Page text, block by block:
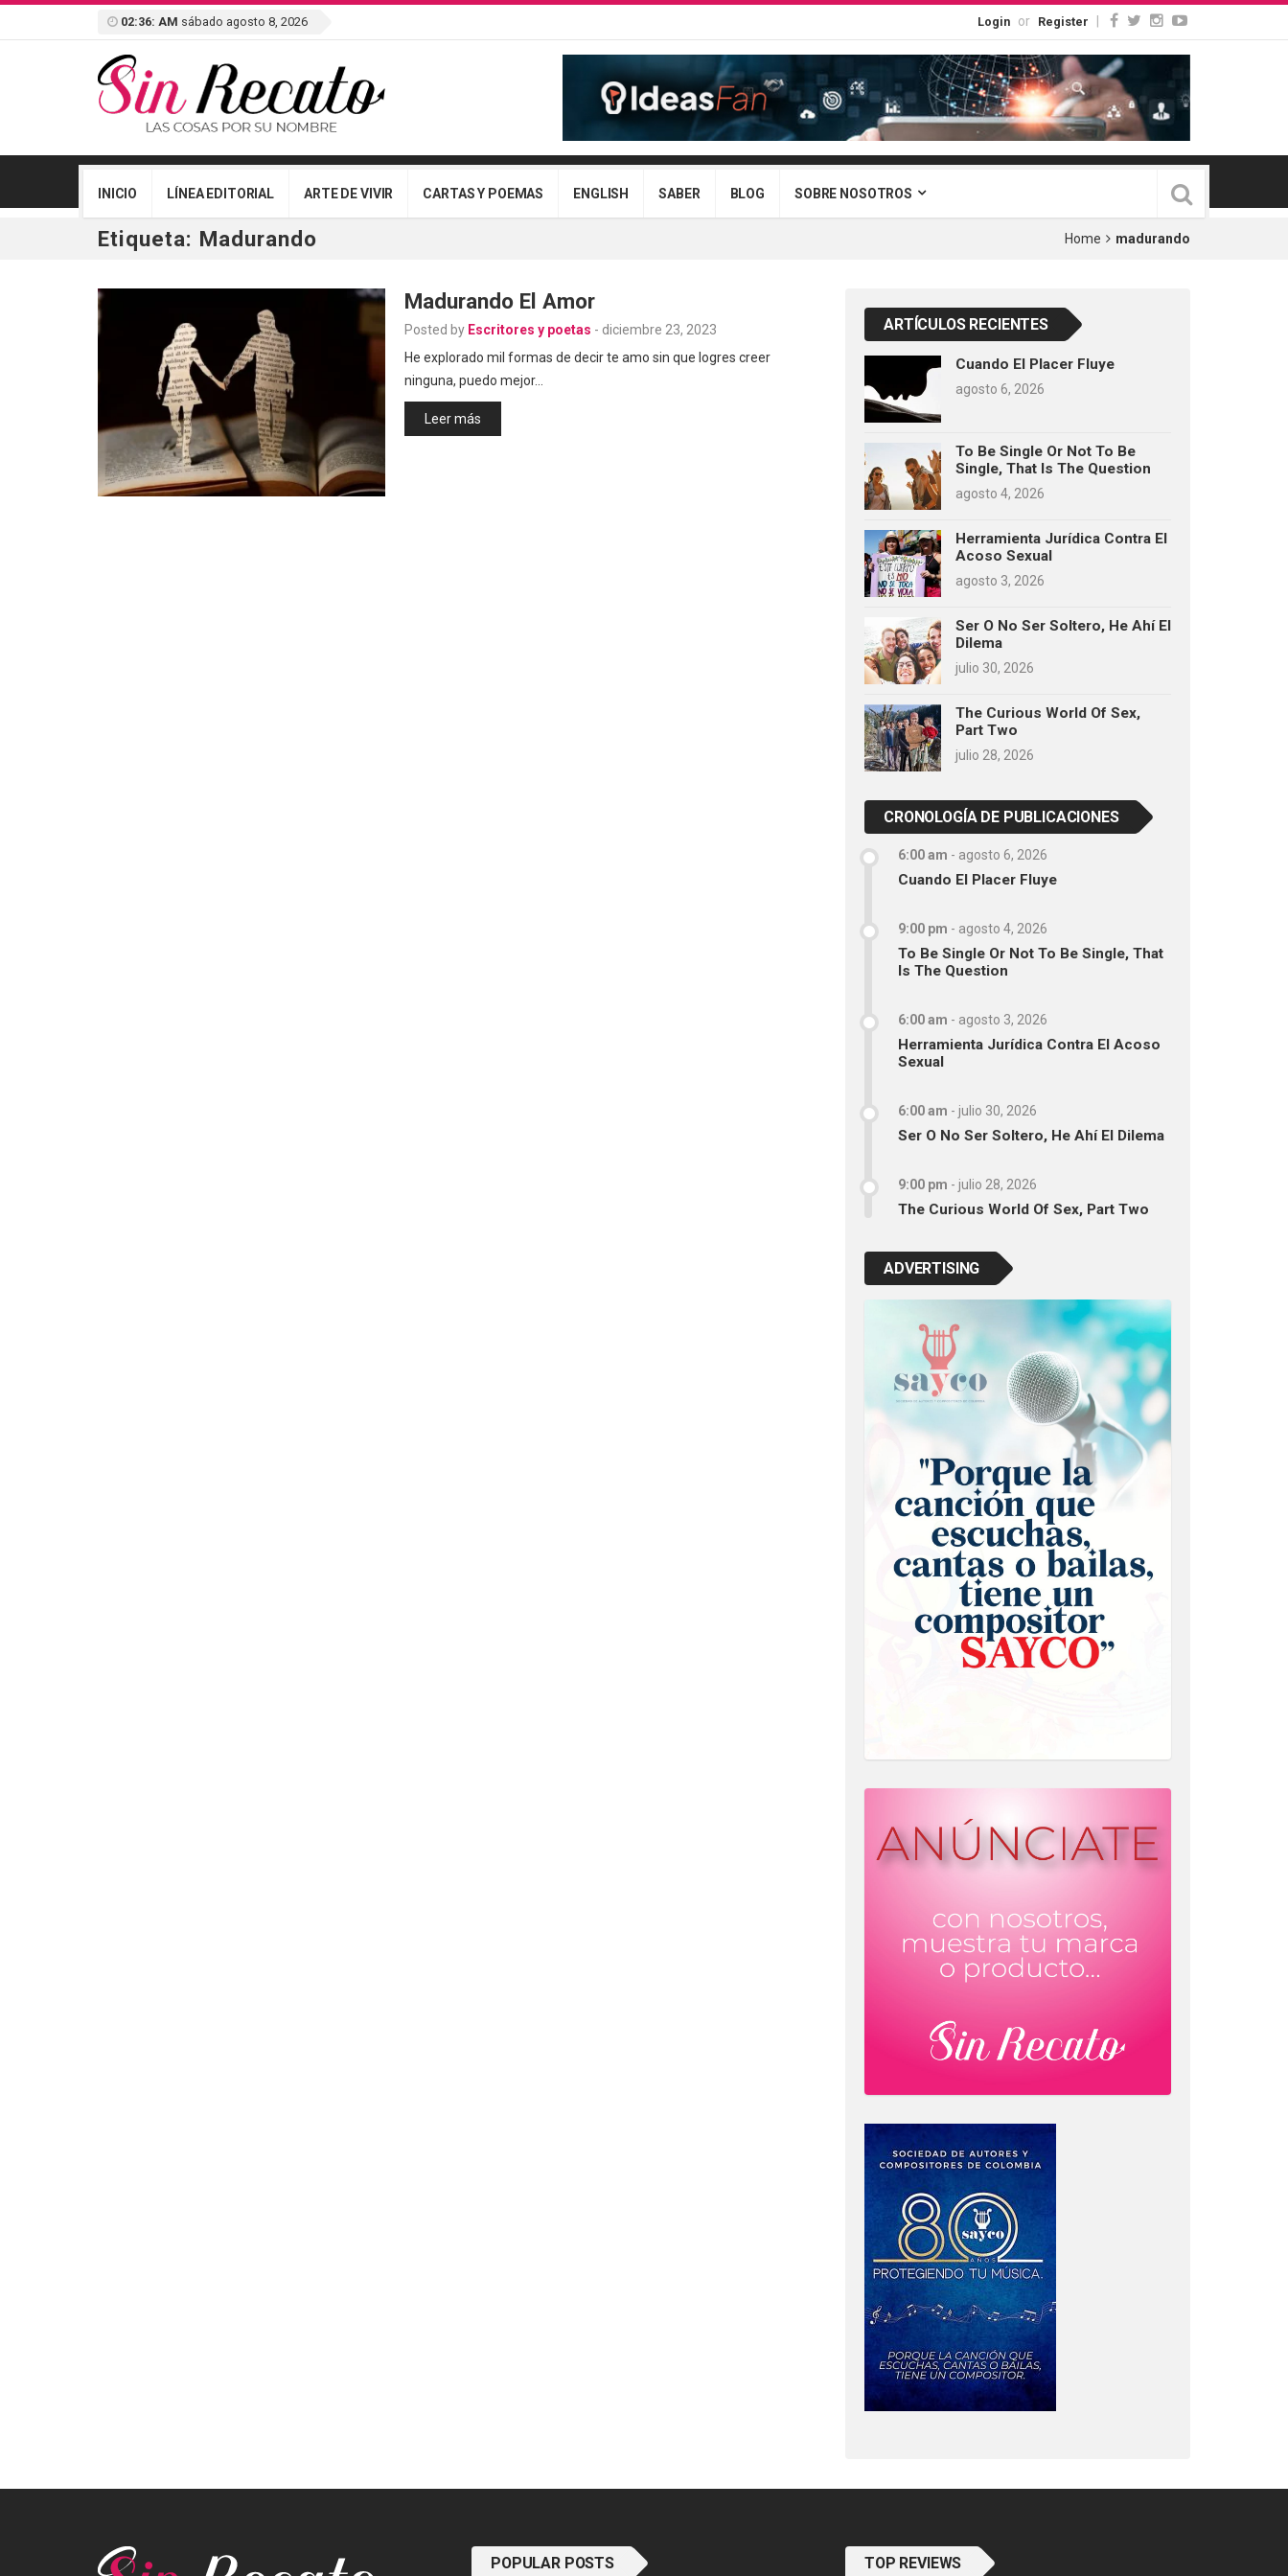
02:36: AM sábado agosto 8, 2026 Login or Register
INICIO LÍNEA EDITORIAL ARTE DE VIVIR CARTAS Y POEMAS ENGLISH SABER BLOG SOBRE NOSOTROS
Etiqueta: Madurando Home madurando
Madurando El Amor
Posted by Escritores y poetas - diciembre 23, 2023
He explorado mil formas de decir te amo sin que logres creer
ninguna, puedo mejor…
Leer más
ARTÍCULOS RECIENTES
Cuando El Placer Fluye
agosto 6, 2026
To Be Single Or Not To Be
Single, That Is The Question
agosto 4, 2026
Herramienta Jurídica Contra El
Acoso Sexual
agosto 3, 2026
Ser O No Ser Soltero, He Ahí El
Dilema
julio 30, 2026
The Curious World Of Sex,
Part Two
julio 28, 2026
CRONOLOGÍA DE PUBLICACIONES
6:00 am - agosto 6, 2026
Cuando El Placer Fluye
9:00 pm - agosto 4, 2026
To Be Single Or Not To Be Single, That
Is The Question
6:00 am - agosto 3, 2026
Herramienta Jurídica Contra El Acoso
Sexual
6:00 am - julio 30, 2026
Ser O No Ser Soltero, He Ahí El Dilema
9:00 pm - julio 28, 2026
The Curious World Of Sex, Part Two
ADVERTISING
POPULAR POSTS TOP REVIEWS